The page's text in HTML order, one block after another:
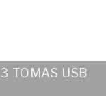
TOMAS USB